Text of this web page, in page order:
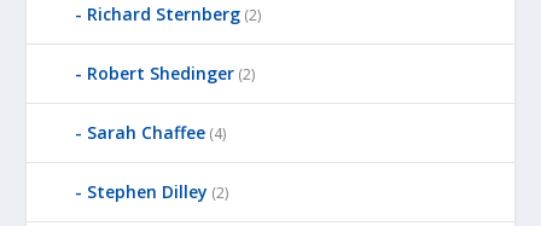
Richard Sternberg (2)
Robert Shedinger (2)
Sarah Chaffee (4)
Stephen Dilley (2)